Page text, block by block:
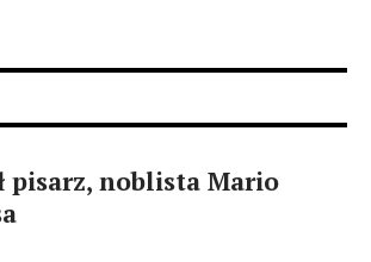
pisarz, noblista Mario